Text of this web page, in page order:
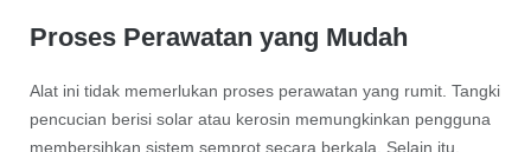
Proses Perawatan yang Mudah
Alat ini tidak memerlukan proses perawatan yang rumit. Tangki
pencucian berisi solar atau kerosin memungkinkan pengguna
membersihkan sistem semprot secara berkala. Selain itu,